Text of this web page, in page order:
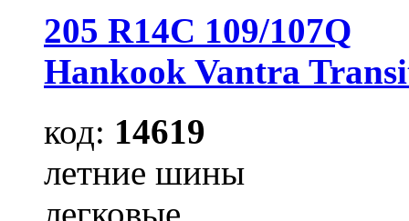
205 R14C 109/107Q
Hankook Vantra
код: 14619
летние шины